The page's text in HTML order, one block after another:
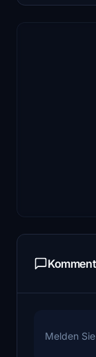
Melden